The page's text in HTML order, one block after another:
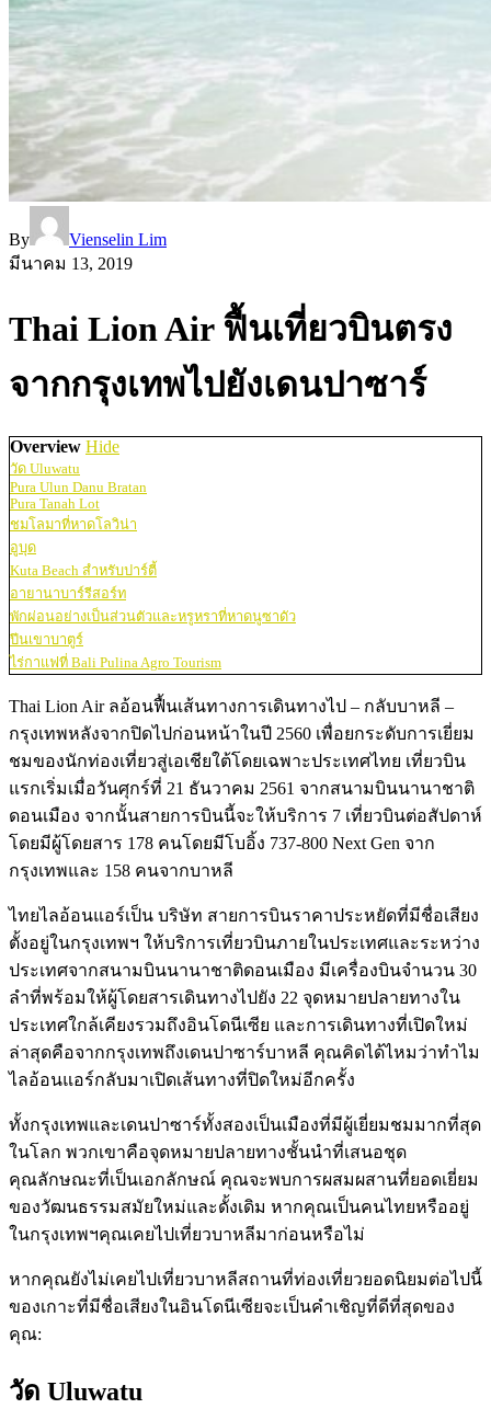
By
Vienselin Lim
มีนาคม 13, 2019
Thai Lion Air ฟื้นเที่ยวบินตรง
จากกรุงเทพไปยังเดนปาซาร์
Overview Hide
วัด Uluwatu
Pura Ulun Danu Bratan
Pura Tanah Lot
ชมโลมาที่หาดโลวิน่า
อูบุด
Kuta Beach สำหรับปาร์ตี้
อายานาบาร์รีสอร์ท
พักผ่อนอย่างเป็นส่วนตัวและหรูหราที่หาดนูซาดัว
ปีนเขาบาตูร์
ไร่กาแฟที่ Bali Pulina Agro Tourism
Thai Lion Air ลอ้อนฟื้นเส้นทางการเดินทางไป – กลับบาหลี –
กรุงเทพหลังจากปิดไปก่อนหน้าในปี 2560 เพื่อยกระดับการเยี่ยม
ชมของนักท่องเที่ยวสู่เอเชียใต้โดยเฉพาะประเทศไทย เที่ยวบิน
แรกเริ่มเมื่อวันศุกร์ที่ 21 ธันวาคม 2561 จากสนามบินนานาชาติ
ดอนเมือง จากนั้นสายการบินนี้จะให้บริการ 7 เที่ยวบินต่อสัปดาห์
โดยมีผู้โดยสาร 178 คนโดยมีโบอิ้ง 737-800 Next Gen จาก
กรุงเทพและ 158 คนจากบาหลี
ไทยไลอ้อนแอร์เป็น บริษัท สายการบินราคาประหยัดที่มีชื่อเสียง
ตั้งอยู่ในกรุงเทพฯ ให้บริการเที่ยวบินภายในประเทศและระหว่าง
ประเทศจากสนามบินนานาชาติดอนเมือง มีเครื่องบินจำนวน 30
ลำที่พร้อมให้ผู้โดยสารเดินทางไปยัง 22 จุดหมายปลายทางใน
ประเทศใกล้เคียงรวมถึงอินโดนีเซีย และการเดินทางที่เปิดใหม่
ล่าสุดคือจากกรุงเทพถึงเดนปาซาร์บาหลี คุณคิดได้ไหมว่าทำไม
ไลอ้อนแอร์กลับมาเปิดเส้นทางที่ปิดใหม่อีกครั้ง
ทั้งกรุงเทพและเดนปาซาร์ทั้งสองเป็นเมืองที่มีผู้เยี่ยมชมมากที่สุด
ในโลก พวกเขาคือจุดหมายปลายทางชั้นนำที่เสนอชุด
คุณลักษณะที่เป็นเอกลักษณ์ คุณจะพบการผสมผสานที่ยอดเยี่ยม
ของวัฒนธรรมสมัยใหม่และดั้งเดิม หากคุณเป็นคนไทยหรืออยู่
ในกรุงเทพฯคุณเคยไปเที่ยวบาหลีมาก่อนหรือไม่
หากคุณยังไม่เคยไปเที่ยวบาหลีสถานที่ท่องเที่ยวยอดนิยมต่อไปนี้
ของเกาะที่มีชื่อเสียงในอินโดนีเซียจะเป็นคำเชิญที่ดีที่สุดของ
คุณ:
วัด Uluwatu